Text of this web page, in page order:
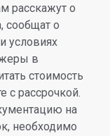
расскажут о
сообщат о
условиях
в
стоимость
с рассрочкой.
на
необходимо